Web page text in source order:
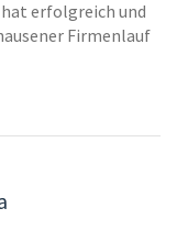
hat erfolgreich und
Firmenlauf